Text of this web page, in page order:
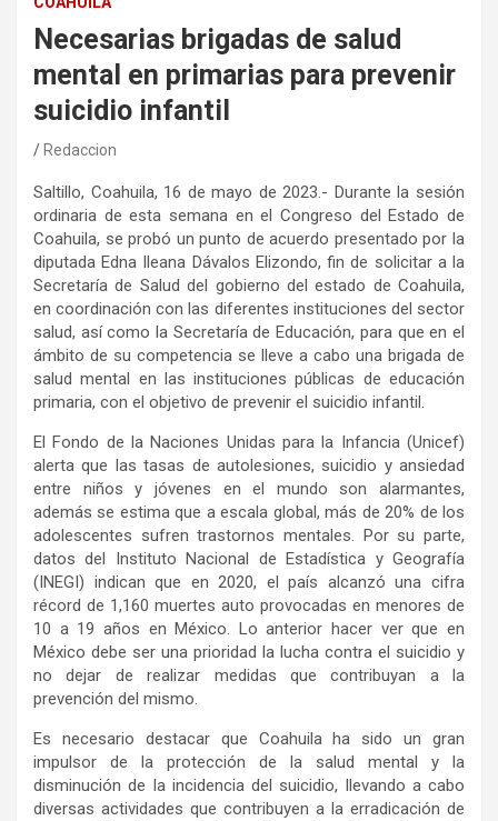
Necesarias brigadas de salud
mental en primarias para prevenir
suicidio infantil
Redaccion
Saltillo, Coahuila, 16 de mayo de 2023.- Durante la sesión
ordinaria de esta semana en el Congreso del Estado de
Coahuila, se probó un punto de acuerdo presentado por la
diputada Edna Ileana Dávalos Elizondo, fin de solicitar a la
Secretaría de Salud del gobierno del estado de Coahuila,
en coordinación con las diferentes instituciones del sector
salud, así como la Secretaría de Educación, para que en el
ámbito de su competencia se lleve a cabo una brigada de
salud mental en las instituciones públicas de educación
primaria, con el objetivo de prevenir el suicidio infantil.
El Fondo de la Naciones Unidas para la Infancia (Unicef)
alerta que las tasas de autolesiones, suicidio y ansiedad
entre niños y jóvenes en el mundo son alarmantes,
además se estima que a escala global, más de 20% de los
adolescentes sufren trastornos mentales. Por su parte,
datos del Instituto Nacional de Estadística y Geografía
(INEGI) indican que en 2020, el país alcanzó una cifra
récord de 1,160 muertes auto provocadas en menores de
10 a 19 años en México. Lo anterior hacer ver que en
México debe ser una prioridad la lucha contra el suicidio y
no dejar de realizar medidas que contribuyan a la
prevención del mismo.
Es necesario destacar que Coahuila ha sido un gran
impulsor de la protección de la salud mental y la
disminución de la incidencia del suicidio, llevando a cabo
diversas actividades que contribuyen a la erradicación de